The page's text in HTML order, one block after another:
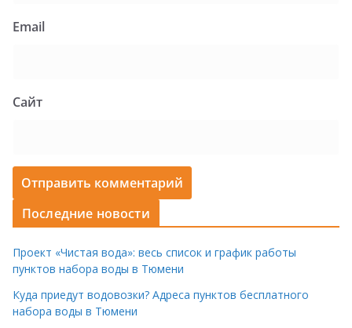
Email
Сайт
Последние новости
Проект «Чистая вода»: весь список и график работы
пунктов набора воды в Тюмени
Куда приедут водовозки? Адреса пунктов бесплатного
набора воды в Тюмени